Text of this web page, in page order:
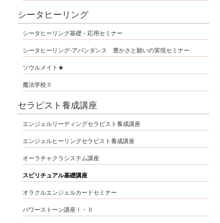
シータヒーリング
シータヒーリング基礎・応用セミナー
シータヒーリング-アバンダンス 豊かさと願いの実現セミナー
ソウルメイト★
魔法学校Ⅱ
セラピスト養成講座
エンジェルリーディングセラピスト養成講座
エンジェルヒーリングセラピスト養成講座
オーラチャクラシステム講座
スピリチュアル基礎講座
オラクルエンジェルカードセミナー
パワーストーン講座Ⅰ・Ⅱ